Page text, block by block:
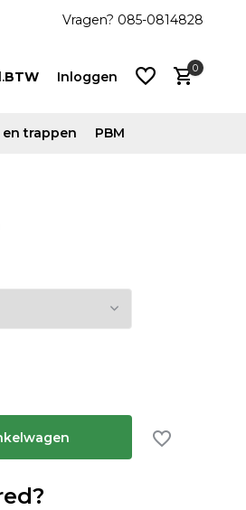
gratis verzonden
Vragen? 085-0814828
BTW Inloggen
0
trappen PBM